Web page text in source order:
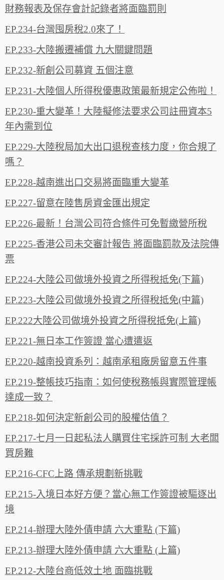
財務報表及保存會計記錄者將面臨罰則
EP.234-台灣囤房稅2.0來了！
EP.233-大陸搬遷補償 九大關鍵問題
EP.232-新創公司募資 五個注意
EP.231-大陸個人所得稅優惠政策最新規定公佈啦！
EP.230-重大變革！大陸擬修法要求公司註冊資本5
年內需到位
EP.229-大陸稅局加大出口退稅查核力度，你合規了
嗎？
EP.228-越南進出口交易將面臨重大變革
EP.227-留意在陸售房資金匯出規定
EP.226-最新！台灣公司符合條件可免暫繳營所稅
EP.225-香港公司未交審計報告 將面臨罰款及法院傳
票
EP.224-大陸公司做境外投資之所得稅抵免(下篇)
EP.223-大陸公司做境外投資之所得稅抵免(中篇)
EP.222大陸公司做境外投資之所得稅抵免(上篇)
EP.221-無日本工作簽證 當心遭遣返
EP.220-越南投資系列：越南承租廠房留意五件事
EP.219-整帳技巧指南：如何使稅務帳與實際管理帳
達成一致？
EP.218-如何決定新創公司的股權估值？
EP.217-七月一日起私法人購買住宅採許可制 大老闆
買房難
EP.216-CFC上路 傳承規劃新挑戰
EP.215-入境日本好方便？當心無工作簽證被驅逐出
境
EP.214-辦理大陸外債申請 六大重點 (下篇)
EP.213-辦理大陸外債申請 六大重點 (上篇)
EP.212-大陸台商低效土地 面臨挑戰